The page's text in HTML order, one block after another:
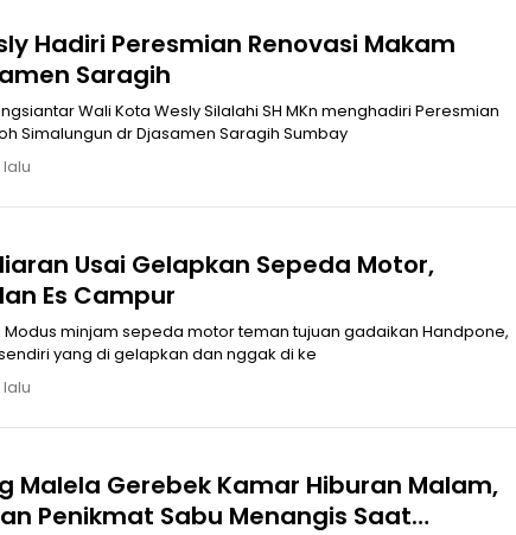
Hadiri Peresmian Renovasi Makam
Saragih
Wali Kota Wesly Silalahi SH MKn menghadiri Peresmian
Simalungun dr Djasamen Saragih Sumbay
Usai Gelapkan Sepeda Motor,
Ternyata Jualan Es Campur
Modus minjam sepeda motor teman tujuan gadaikan Handpone,
yang di gelapkan dan nggak di ke
Malela Gerebek Kamar Hiburan Malam,
Penikmat Sabu Menangis Saat